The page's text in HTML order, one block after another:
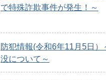
で特殊詐欺事件が発生！～
防犯情報(令和6年11月5日）
没について～